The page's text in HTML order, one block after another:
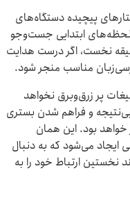
پیچیده دستگاه‌های
لحظه‌های ابتدایی جست‌وجو
نخست، اگر درست هدایت
مناسب منجر شود.
پر زرق‌وبرق نخواهد
و فراهم شدن بستری
خواهد بود. این همان
ایجاد می‌شود که به دنبال
نخستین ارتباط خود را به